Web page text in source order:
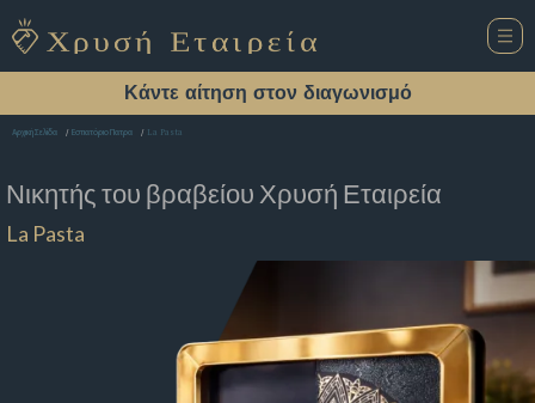
Κάντε αίτηση στον διαγωνισμό
Αρχική Σελίδα Εστιατόριο Πατρα La Pasta
Νικητής του βραβείου Χρυσή Εταιρεία
La Pasta